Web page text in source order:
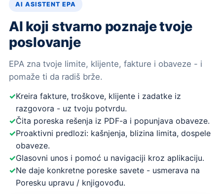
AI ASISTENT EPA
AI koji stvarno poznaje tvoje
poslovanje
EPA zna tvoje limite, klijente, fakture i obaveze - i
pomaže ti da radiš brže.
Kreira fakture, troškove, klijente i zadatke iz
razgovora - uz tvoju potvrdu.
Čita poreska rešenja iz PDF-a i popunjava obaveze.
Proaktivni predlozi: kašnjenja, blizina limita, dospele
obaveze.
Glasovni unos i pomoć u navigaciji kroz aplikaciju.
Ne daje konkretne poreske savete - usmerava na
Poresku upravu / knjigovođu.